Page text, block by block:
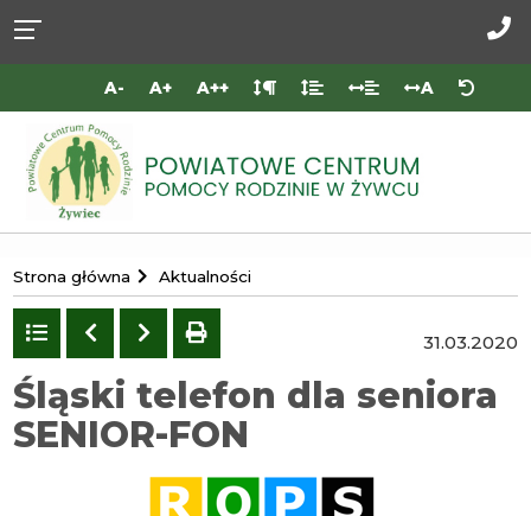
dostępności
głównej
treści
menu
stopki
nas
A- A+ A++ A
Portal
Powiatowego
Centrum
Pomocy
Rodzinie
w
Strona główna Aktualności
Powrót
do
listy
Poprzedni
Następny
drukuj 31.03.2020
Śląski telefon dla seniora
SENIOR-FON